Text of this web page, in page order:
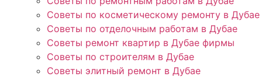
Советы по косметическому ремонту в Дубае
Советы по отделочным работам в Дубае
Советы ремонт квартир в Дубае фирмы
Советы по строителям в Дубае
Советы элитный ремонт в Дубае